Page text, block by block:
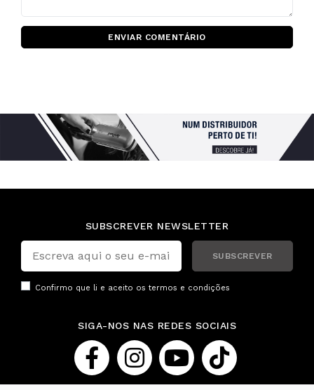
ENVIAR COMENTÁRIO
SUBSCREVER NEWSLETTER
SUBSCREVER
Confirmo que li e aceito os termos e condições
SIGA-NOS NAS REDES SOCIAIS